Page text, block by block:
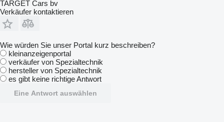
TARGET Cars bv
Verkäufer kontaktieren
Wie würden Sie unser Portal kurz beschreiben?
kleinanzeigenportal
verkäufer von Spezialtechnik
hersteller von Spezialtechnik
es gibt keine richtige Antwort
Eine Antwort auswählen